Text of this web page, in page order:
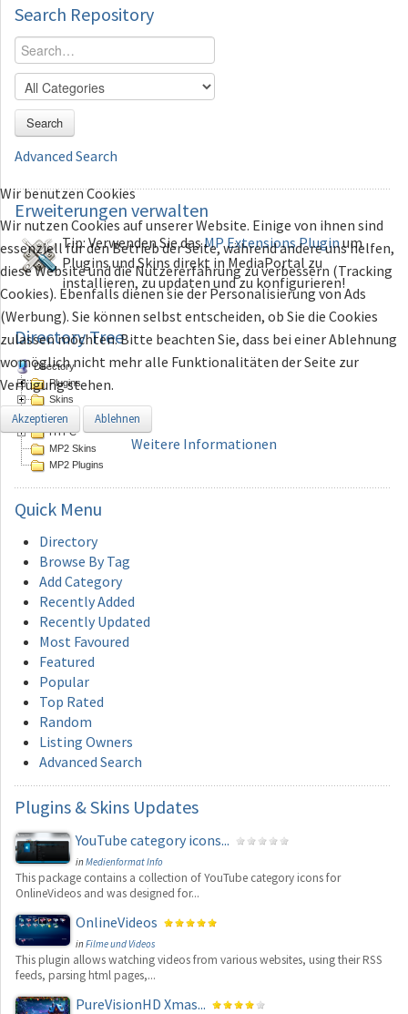
Search Repository
Search
Advanced Search
Erweiterungen verwalten
Tip: Verwenden Sie dasMP Extensions Pluginum
Plugins und Skins direkt in MediaPortal zu
installieren, zu updaten und zu konfigurieren!
Directory Tree
Directory
Plugins
Skins
logos
HTPC
MP2 Skins
MP2 Plugins
Quick Menu
Directory
Browse By Tag
Add Category
Recently Added
Recently Updated
Most Favoured
Featured
Popular
Top Rated
Random
Listing Owners
Advanced Search
Plugins & Skins Updates
YouTube category icons...
inMedienformat Info
This package contains a collection of YouTube category icons for
OnlineVideos and was designed for...
OnlineVideos
inFilme und Videos
This plugin allows watching videos from various websites, using their RSS
feeds, parsing html pages,...
PureVisionHD Xmas...
Wir benutzen Cookies
Wir nutzen Cookies auf unserer Website. Einige von ihnen sind
essenziell für den Betrieb der Seite, während andere uns helfen,
diese Website und die Nutzererfahrung zu verbessern (Tracking
Cookies). Ebenfalls dienen sie der Personalisierung von Ads
(Werbung). Sie können selbst entscheiden, ob Sie die Cookies
zulassen möchten. Bitte beachten Sie, dass bei einer Ablehnung
womöglich nicht mehr alle Funktionalitäten der Seite zur
Verfügung stehen.
Akzeptieren Ablehnen
Weitere Informationen